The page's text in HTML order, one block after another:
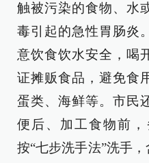
触被污染的食物、水
毒引起的急性胃肠炎
意饮食饮水安全，喝
证摊贩食品，避免食
蛋类、海鲜等。市民
便后、加工食物前
按“七步洗手法”洗手